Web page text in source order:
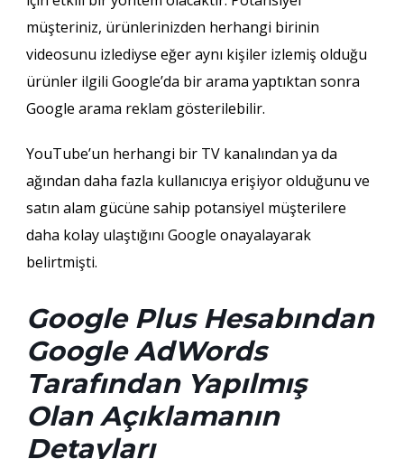
müşteriniz, ürünlerinizden herhangi birinin
videosunu izlediyse eğer aynı kişiler izlemiş olduğu
ürünler ilgili Google’da bir arama yaptıktan sonra
Google arama reklam gösterilebilir.
YouTube’un herhangi bir TV kanalından ya da
ağından daha fazla kullanıcıya erişiyor olduğunu ve
satın alam gücüne sahip potansiyel müşterilere
daha kolay ulaştığını Google onayalayarak
belirtmişti.
Google Plus Hesabından
Google AdWords
Tarafından Yapılmış
Olan Açıklamanın
Detayları